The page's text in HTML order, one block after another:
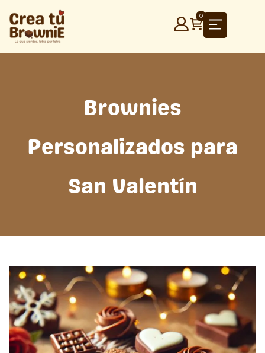
contenido
0
Brownies
Personalizados para
San Valentín